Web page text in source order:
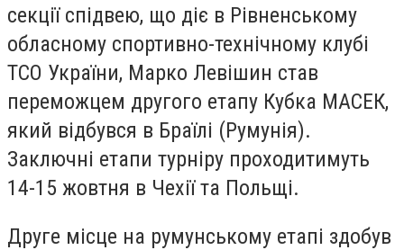
секції спідвею, що діє в Рівненському
обласному спортивно-технічному клубі
ТСО України, Марко Левішин став
переможцем другого етапу Кубка МАСЕК,
який відбувся в Браїлі (Румунія).
Заключні етапи турніру проходитимуть
14-15 жовтня в Чехії та Польщі.
Друге місце на румунському етапі здобув